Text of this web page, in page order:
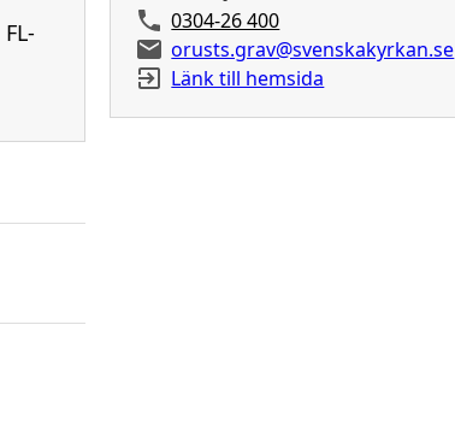
FL-
0304-26 400
orusts.grav@svenskakyrkan.se
Länk till hemsida